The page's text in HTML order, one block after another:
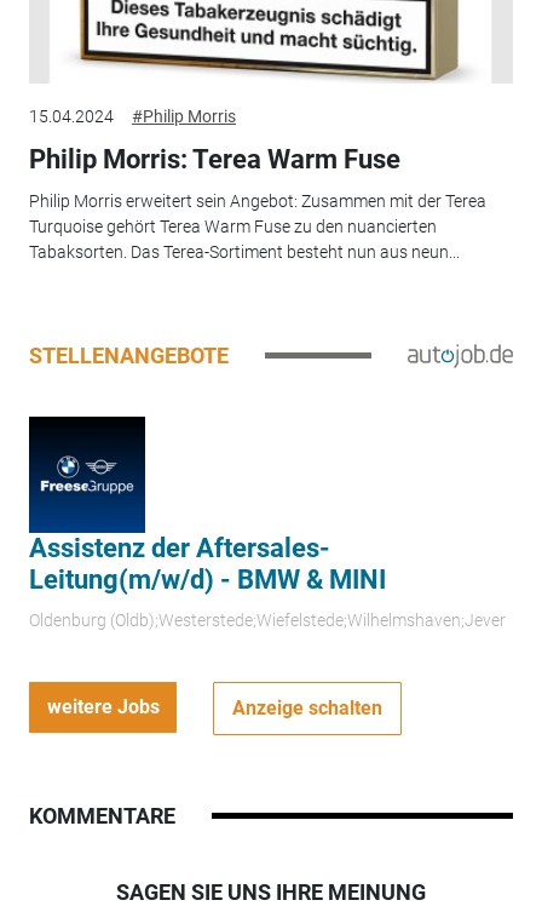
15.04.2024 #Philip Morris
Philip Morris: Terea Warm Fuse
Philip Morris erweitert sein Angebot: Zusammen mit der Terea
Turquoise gehört Terea Warm Fuse zu den nuancierten
Tabaksorten. Das Terea-Sortiment besteht nun aus neun...
STELLENANGEBOTE
Assistenz der Aftersales-
Leitung(m/w/d) - BMW & MINI
Oldenburg (Oldb);Westerstede;Wiefelstede;Wilhelmshaven;Jever
weitere Jobs Anzeige schalten
KOMMENTARE
SAGEN SIE UNS IHRE MEINUNG